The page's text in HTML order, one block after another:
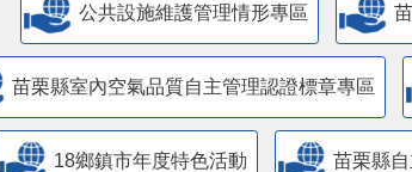
​公共設施維護管理情形專區
苗栗縣室內空氣品質自主管理認證標章專區
18鄉鎮市年度特色活動 苗栗縣